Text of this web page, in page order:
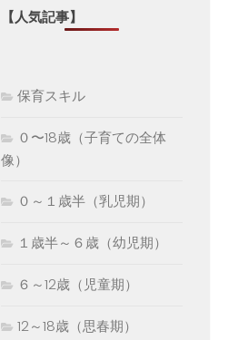
【人気記事】
保育スキル
０〜18歳（子育ての全体
像）
０～１歳半（乳児期）
１歳半～６歳（幼児期）
６～12歳（児童期）
12～18歳（思春期）